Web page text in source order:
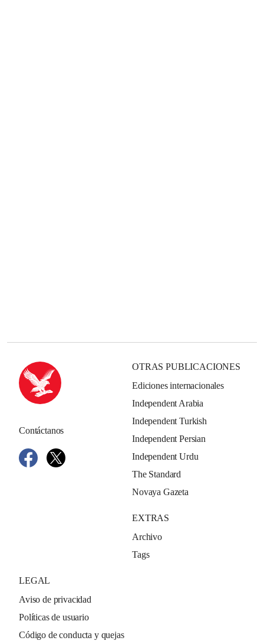
Contáctanos
OTRAS PUBLICACIONES
Ediciones internacionales
Independent Arabia
Independent Turkish
Independent Persian
Independent Urdu
The Standard
Novaya Gazeta
EXTRAS
Archivo
Tags
LEGAL
Aviso de privacidad
Políticas de usuario
Código de conducta y quejas